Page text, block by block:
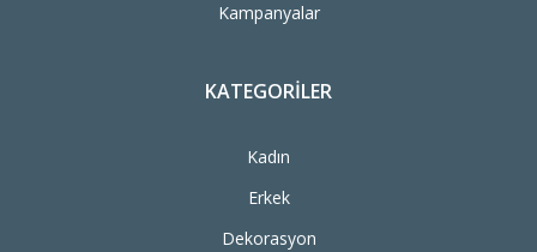
Kampanyalar
KATEGORILER
Kadın
Erkek
Dekorasyon